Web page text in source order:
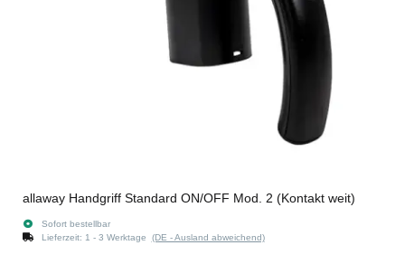
allaway Handgriff Standard ON/OFF Mod. 2 (Kontakt weit)
Sofort bestellbar
Lieferzeit: 1 - 3 Werktage (DE - Ausland abweichend)